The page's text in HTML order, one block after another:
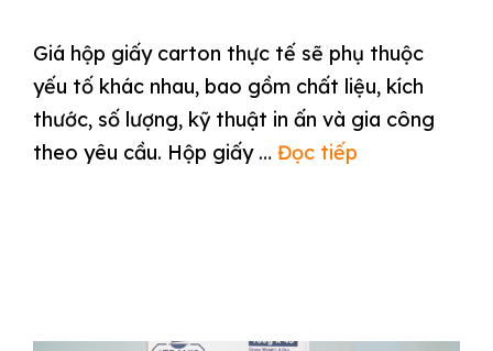
Giá hộp giấy carton thực tế sẽ phụ thuộc
yếu tố khác nhau, bao gồm chất liệu, kích
thước, số lượng, kỹ thuật in ấn và gia công
theo yêu cầu. Hộp giấy … Đọc tiếp